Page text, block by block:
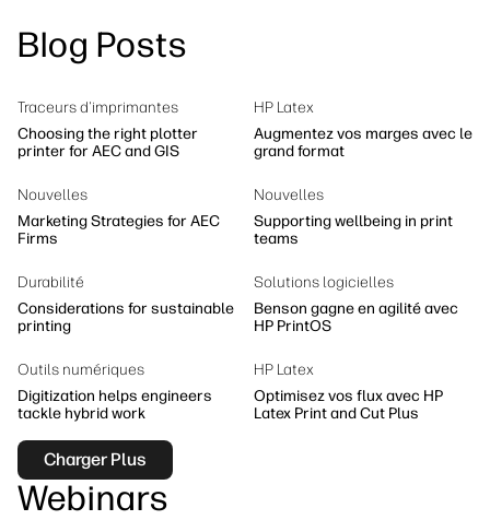
Solutions de flux de travail
Blog Posts
Traceurs d'imprimantes
Choosing the right plotter
printer for AEC and GIS
HP Latex
Augmentez vos marges avec le
grand format
Nouvelles
Marketing Strategies for AEC
Firms
Nouvelles
Supporting wellbeing in print
teams
Durabilité
Considerations for sustainable
printing
Solutions logicielles
Benson gagne en agilité avec
HP PrintOS
Outils numériques
Digitization helps engineers
tackle hybrid work
HP Latex
Optimisez vos flux avec HP
Latex Print and Cut Plus
Charger Plus
Webinars